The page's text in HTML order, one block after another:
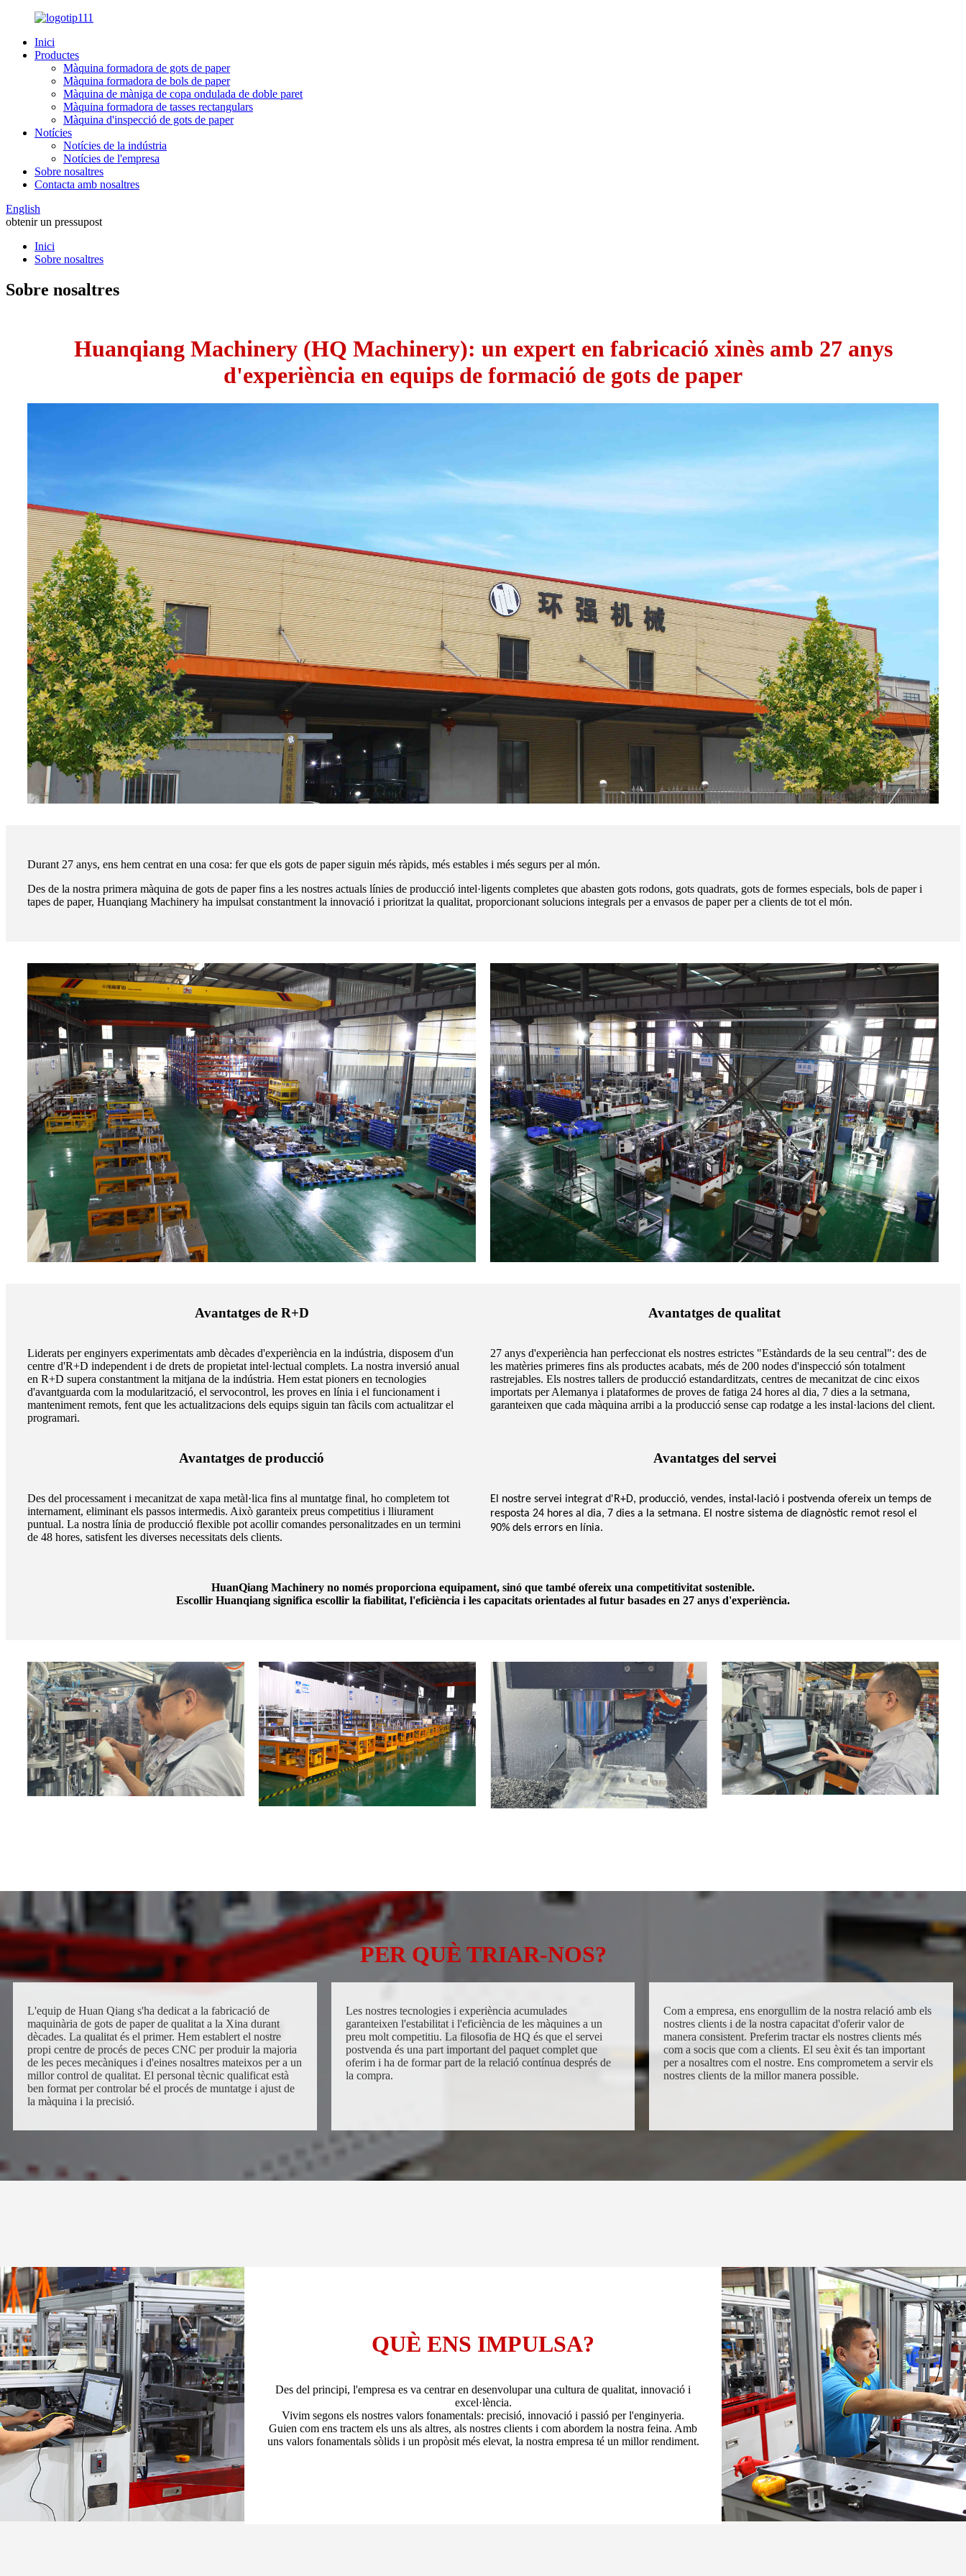
Inici
Productes
Màquina formadora de gots de paper
Màquina formadora de bols de paper
Màquina de màniga de copa ondulada de doble paret
Màquina formadora de tasses rectangulars
Màquina d'inspecció de gots de paper
Notícies
Notícies de la indústria
Notícies de l'empresa
Sobre nosaltres
Contacta amb nosaltres
English
obtenir un pressupost
Inici
Sobre nosaltres
Sobre nosaltres
Huanqiang Machinery (HQ Machinery): un expert en fabricació xinès amb 27 anys
d'experiència en equips de formació de gots de paper
Durant 27 anys, ens hem centrat en una cosa: fer que els gots de paper siguin més ràpids, més estables i més segurs per al món.
Des de la nostra primera màquina de gots de paper fins a les nostres actuals línies de producció intel·ligents completes que abasten gots rodons, gots quadrats, gots de formes especials, bols de paper i
tapes de paper, Huanqiang Machinery ha impulsat constantment la innovació i prioritzat la qualitat, proporcionant solucions integrals per a envasos de paper per a clients de tot el món.
Avantatges de R+D
Liderats per enginyers experimentats amb dècades d'experiència en la indústria, disposem d'un
centre d'R+D independent i de drets de propietat intel·lectual complets. La nostra inversió anual
en R+D supera constantment la mitjana de la indústria. Hem estat pioners en tecnologies
d'avantguarda com la modularització, el servocontrol, les proves en línia i el funcionament i
manteniment remots, fent que les actualitzacions dels equips siguin tan fàcils com actualitzar el
programari.
Avantatges de qualitat
27 anys d'experiència han perfeccionat els nostres estrictes "Estàndards de la seu central": des de
les matèries primeres fins als productes acabats, més de 200 nodes d'inspecció són totalment
rastrejables. Els nostres tallers de producció estandarditzats, centres de mecanitzat de cinc eixos
importats per Alemanya i plataformes de proves de fatiga 24 hores al dia, 7 dies a la setmana,
garanteixen que cada màquina arribi a la producció sense cap rodatge a les instal·lacions del client.
Avantatges de producció
Des del processament i mecanitzat de xapa metàl·lica fins al muntatge final, ho completem tot
internament, eliminant els passos intermedis. Això garanteix preus competitius i lliurament
puntual. La nostra línia de producció flexible pot acollir comandes personalitzades en un termini
de 48 hores, satisfent les diverses necessitats dels clients.
Avantatges del servei
El nostre servei integrat d'R+D, producció, vendes, instal·lació i postvenda ofereix un temps de
resposta 24 hores al dia, 7 dies a la setmana. El nostre sistema de diagnòstic remot resol el
90% dels errors en línia.
HuanQiang Machinery no només proporciona equipament, sinó que també ofereix una competitivitat sostenible.
Escollir Huanqiang significa escollir la fiabilitat, l'eficiència i les capacitats orientades al futur basades en 27 anys d'experiència.
PER QUÈ TRIAR-NOS?
L'equip de Huan Qiang s'ha dedicat a la fabricació de
maquinària de gots de paper de qualitat a la Xina durant
dècades. La qualitat és el primer. Hem establert el nostre
propi centre de procés de peces CNC per produir la majoria
de les peces mecàniques i d'eines nosaltres mateixos per a un
millor control de qualitat. El personal tècnic qualificat està
ben format per controlar bé el procés de muntatge i ajust de
la màquina i la precisió.
Les nostres tecnologies i experiència acumulades
garanteixen l'estabilitat i l'eficiència de les màquines a un
preu molt competitiu. La filosofia de HQ és que el servei
postvenda és una part important del paquet complet que
oferim i ha de formar part de la relació contínua després de
la compra.
Com a empresa, ens enorgullim de la nostra relació amb els
nostres clients i de la nostra capacitat d'oferir valor de
manera consistent. Preferim tractar els nostres clients més
com a socis que com a clients. El seu èxit és tan important
per a nosaltres com el nostre. Ens comprometem a servir els
nostres clients de la millor manera possible.
QUÈ ENS IMPULSA?
Des del principi, l'empresa es va centrar en desenvolupar una cultura de qualitat, innovació i
excel·lència.
Vivim segons els nostres valors fonamentals: precisió, innovació i passió per l'enginyeria.
Guien com ens tractem els uns als altres, als nostres clients i com abordem la nostra feina. Amb
uns valors fonamentals sòlids i un propòsit més elevat, la nostra empresa té un millor rendiment.